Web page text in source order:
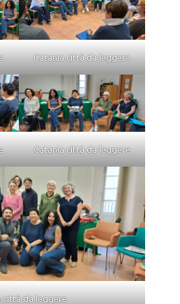
Catania città da leggere
Catania città da leggere
città da leggere